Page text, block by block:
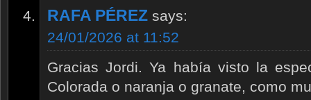
RAFA PÉREZ says:
24/01/2026 at 11:52
Gracias Jordi. Ya había visto la
Colorada o naranja o granate, como